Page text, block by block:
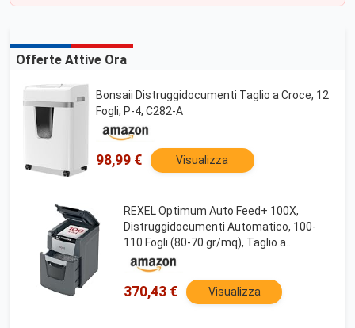
Offerte Attive Ora
Bonsaii Distruggidocumenti Taglio a Croce, 12
Fogli, P-4, C282-A
98,99 € Visualizza
REXEL Optimum Auto Feed+ 100X,
Distruggidocumenti Automatico, 100-
110 Fogli (80-70 gr/mq), Taglio a
frammento, Livello di Sicurezza P-4, per
la Casa e per l’Ufficio, Capacità 34 Litri,
2020100XEU
370,43 € Visualizza